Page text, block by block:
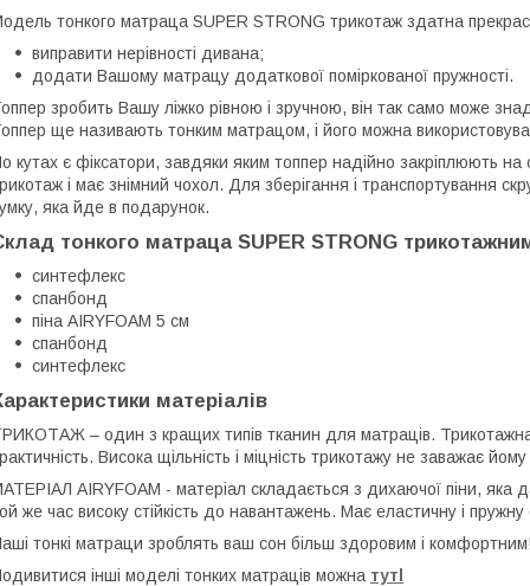
тонкого матраца SUPER STRONG трикотаж здатна
виправити нерівності дивана;
додати Вашому матрацу додаткової поміркованої пружності.
зробить Вашу ліжко рівною і зручною, він так само може
ще називають тонким матрацом, і його можна
кутах є фіксатори, завдяки яким топпер надійно закріплюють
і має знімний чохол. Для зберігання і транспортування
яка йде в подарунок.
тонкого матраца SUPER STRONG
синтефлекс
спанбонд
піна AIRYFOAM 5 см
спанбонд
синтефлекс
матеріалів
– один з кращих типів тканин для матраців. Трикотажна
Висока щільність і міцність трикотажу не заважає
AIRYFOAM - матеріал складається з дихаючої піни, яка
же час високу стійкість до навантажень. Має еластичну і пружну
тонкі матраци зроблять ваш сон більш здоровим і
інші моделі тонких матраців можна тут